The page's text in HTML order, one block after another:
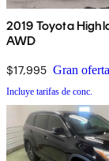
2019 Toyota
AWD
$17,995 Gran oferta
Incluye tarifas de conc.